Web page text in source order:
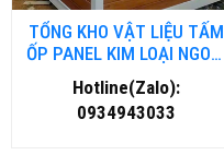
TỔNG KHO VẬT LIỆU TẤM
ỐP PANEL KIM LOẠI NGOÀI
TRỜI TẠI ĐÀ NĂNG
Hotline(Zalo):
0934943033